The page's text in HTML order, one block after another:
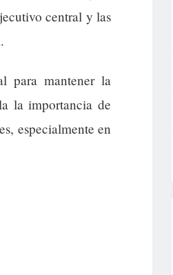
central y las
para mantener la
la importancia de
especialmente en